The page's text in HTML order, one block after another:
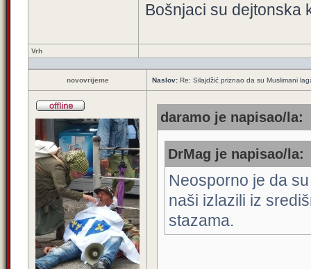
Bošnjaci su dejtonska
Vrh
novovrijeme Naslov: Re: Silajdžić priznao da su Muslimani
daramo je napisao/la:
DrMag je napisao/la:
Neosporno je da
naši izlazili iz
stazama.